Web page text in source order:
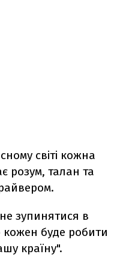
світі кожна
розум, талан та
зупинятися в
буде робити
країну".